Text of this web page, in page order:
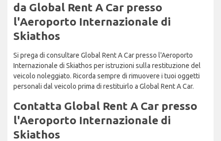
da Global Rent A Car presso
l'Aeroporto Internazionale di
Skiathos
Si prega di consultare Global Rent A Car presso l'Aeroporto
Internazionale di Skiathos per istruzioni sulla restituzione del
veicolo noleggiato. Ricorda sempre di rimuovere i tuoi oggetti
personali dal veicolo prima di restituirlo a Global Rent A Car.
Contatta Global Rent A Car presso
l'Aeroporto Internazionale di
Skiathos